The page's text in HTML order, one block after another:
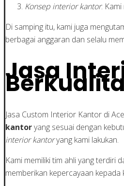
Konsep interior kantor:
Di samping itu, kami juga
berbagai anggaran dan selalu
Jasa
Jasa Custom Interior Kantor di
kantoryang sesuai dengan
interior kantoryang kami lakukan.
Kami memiliki tim ahli yang terdiri
memberikan kepercayaan